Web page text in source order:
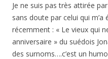
Je ne suis pas très attirée
sans doute par celui qui
récemment : « Le vieux qui
anniversaire » du suédois
des surnoms….c’est un